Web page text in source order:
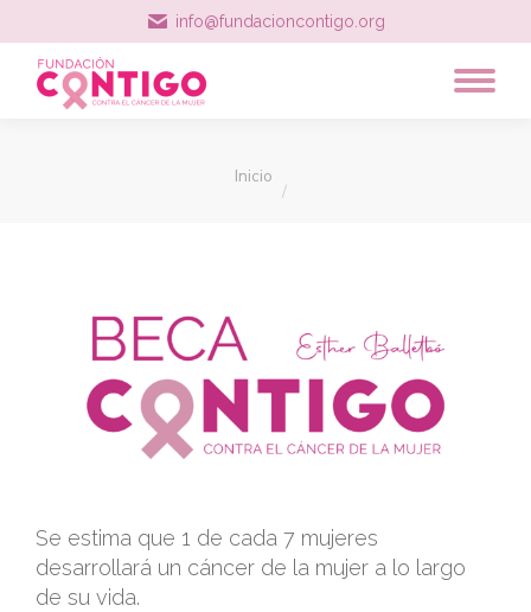
info@fundacioncontigo.org
Estás aquí:
Inicio
Se estima que 1 de cada 7 mujeres
desarrollará un cáncer de la mujer a lo largo
de su vida.